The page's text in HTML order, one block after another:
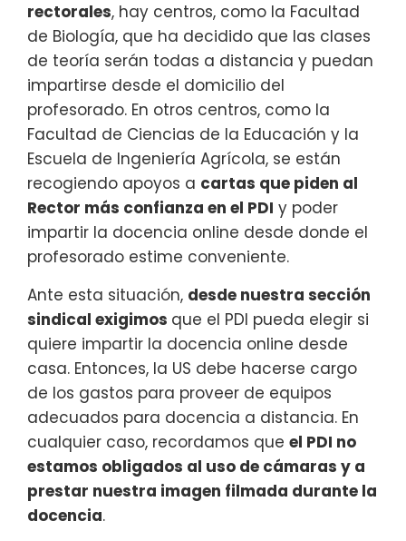
rectorales, hay centros, como la Facultad
de Biología, que ha decidido que las clases
de teoría serán todas a distancia y puedan
impartirse desde el domicilio del
profesorado. En otros centros, como la
Facultad de Ciencias de la Educación y la
Escuela de Ingeniería Agrícola, se están
recogiendo apoyos a cartas que piden al
Rector más confianza en el PDI y poder
impartir la docencia online desde donde el
profesorado estime conveniente.
Ante esta situación, desde nuestra sección
sindical exigimos que el PDI pueda elegir si
quiere impartir la docencia online desde
casa. Entonces, la US debe hacerse cargo
de los gastos para proveer de equipos
adecuados para docencia a distancia. En
cualquier caso, recordamos que el PDI no
estamos obligados al uso de cámaras y a
prestar nuestra imagen filmada durante la
docencia.